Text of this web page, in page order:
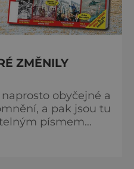
ZMĚNILY
obyčejné a
a pak jsou tu
písmem
nebo děsivé